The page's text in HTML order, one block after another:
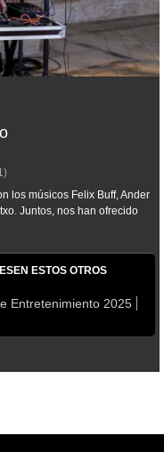
los músicos Felix Buff, Ander
Juntos, nos han ofrecido
ESTOS OTROS
Entretenimiento 2025